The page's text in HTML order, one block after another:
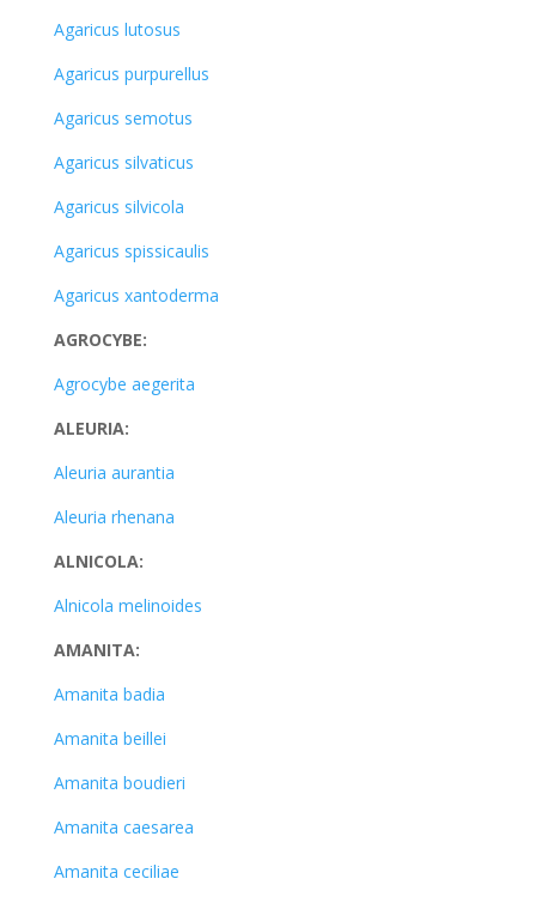
Agaricus lutosus
Agaricus purpurellus
Agaricus semotus
Agaricus silvaticus
Agaricus silvicola
Agaricus spissicaulis
Agaricus xantoderma
AGROCYBE:
Agrocybe aegerita
ALEURIA:
Aleuria aurantia
Aleuria rhenana
ALNICOLA:
Alnicola melinoides
AMANITA:
Amanita badia
Amanita beillei
Amanita boudieri
Amanita caesarea
Amanita ceciliae